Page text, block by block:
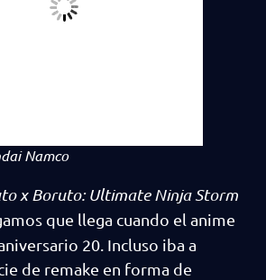
Namco
x Boruto: Ultimate Ninja Storm
que llega cuando el anime
20. Incluso iba a
de remake en forma de